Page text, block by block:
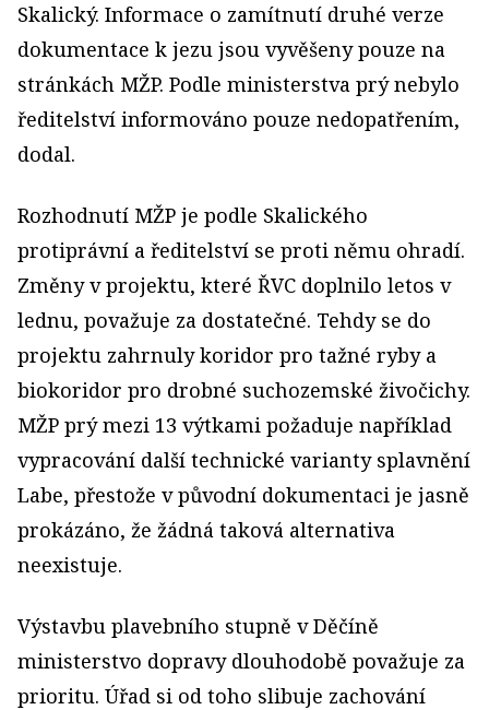
Skalický. Informace o zamítnutí druhé verze
dokumentace k jezu jsou vyvěšeny pouze na
stránkách MŽP. Podle ministerstva prý nebylo
ředitelství informováno pouze nedopatřením,
dodal.
Rozhodnutí MŽP je podle Skalického
protiprávní a ředitelství se proti němu ohradí.
Změny v projektu, které ŘVC doplnilo letos v
lednu, považuje za dostatečné. Tehdy se do
projektu zahrnuly koridor pro tažné ryby a
biokoridor pro drobné suchozemské živočichy.
MŽP prý mezi 13 výtkami požaduje například
vypracování další technické varianty splavnění
Labe, přestože v původní dokumentaci je jasně
prokázáno, že žádná taková alternativa
neexistuje.
Výstavbu plavebního stupně v Děčíně
ministerstvo dopravy dlouhodobě považuje za
prioritu. Úřad si od toho slibuje zachování